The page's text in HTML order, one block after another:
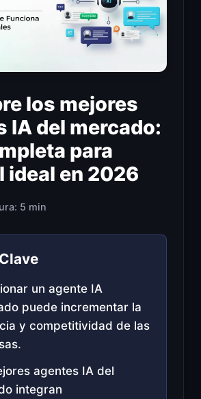
los mejores
IA del mercado:
para
ideal en 2026
5 min
un agente IA
puede incrementar la
y competitividad de las
agentes IA del
integran